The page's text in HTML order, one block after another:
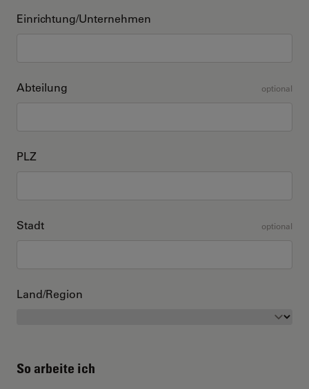
Einrichtung/Unternehmen
Abteilung optional
PLZ
Stadt optional
Land/Region
So arbeite ich